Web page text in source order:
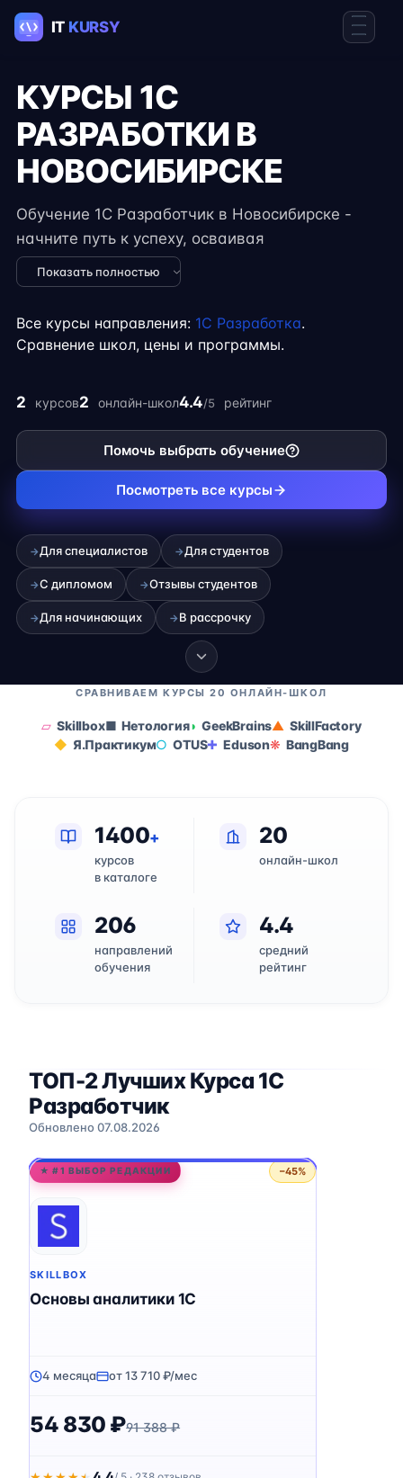
КУРСЫ 1C
РАЗРАБОТКИ В
НОВОСИБИРСКЕ
Обучение 1C Разработчик в Новосибирске -
начните путь к успеху, осваивая
востребованные навыки в IT. Курсы подходят
для новичков и специалистов с опытом,
проекты и консультации экспертов. Гибкий
карьеры на фрилансе.
Показать полностью
Все курсы направления: 1C Разработка.
Сравнение школ, цены и программы.
2 курсов2 онлайн-школ4.4/5 рейтинг
Помочь выбрать обучение
Посмотреть все курсы
→Для специалистов →Для студентов
→С дипломом →Отзывы студентов
→Для начинающих →В рассрочку
СРАВНИВАЕМ КУРСЫ 20 ОНЛАЙН-ШКОЛ
Skillbox Нетология GeekBrains
SkillFactory
Я.Практикум
OTUS Eduson BangBang
1400+
курсов
в каталоге
20
онлайн-школ
206
направлений
обучения
4.4
средний
рейтинг
ТОП-2 Лучших Курса 1C
Разработчик
Обновлено 07.08.2026
★ #1 ВЫБОР РЕДАКЦИИ −45%
SKILLBOX
Основы аналитики 1C
4 месяца от 13 710 ₽/мес
54 830 ₽91 388 ₽